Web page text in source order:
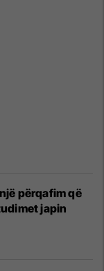
përqafim që
japin